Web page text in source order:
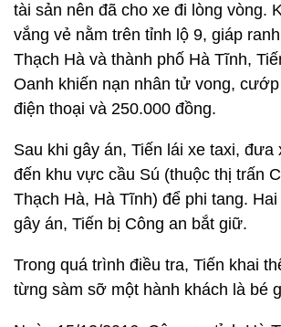
tài sản nên đã cho xe đi lòng vòng.
vắng vẻ nằm trên tỉnh lộ 9, giáp
Thạch Hà và thành phố Hà Tĩnh,
Oanh khiến nạn nhân tử vong,
điện thoại và 250.000 đồng.
Sau khi gây án, Tiến lái xe taxi, đưa
đến khu vực cầu Sú (thuộc thị trấn
Thạch Hà, Hà Tĩnh) để phi tang.
gây án, Tiến bị Công an bắt giữ.
Trong quá trình điều tra, Tiến khai
từng sàm sỡ một hành khách là bé